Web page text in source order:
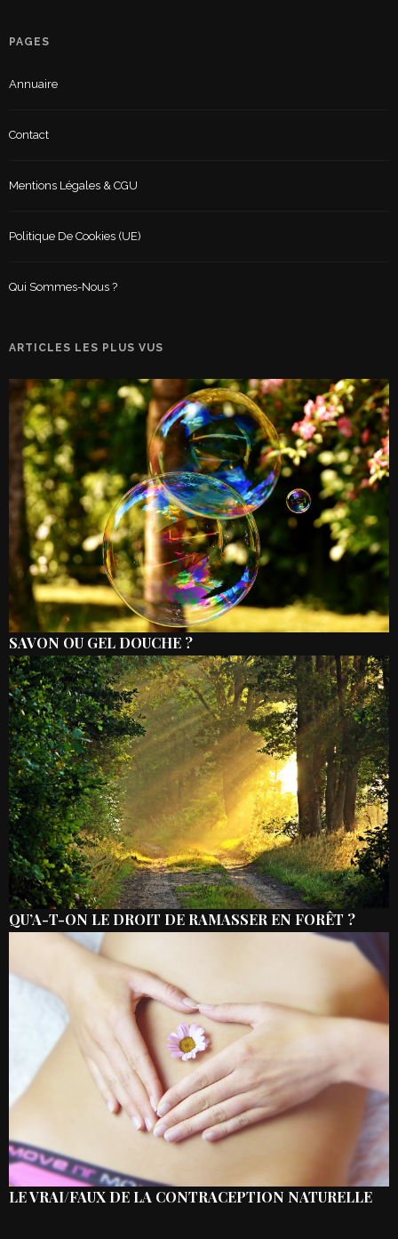
PAGES
Annuaire
Contact
Mentions Légales & CGU
Politique De Cookies (UE)
Qui Sommes-Nous ?
ARTICLES LES PLUS VUS
SAVON OU GEL DOUCHE ?
QU’A-T-ON LE DROIT DE RAMASSER EN FORÊT ?
LE VRAI/FAUX DE LA CONTRACEPTION NATURELLE